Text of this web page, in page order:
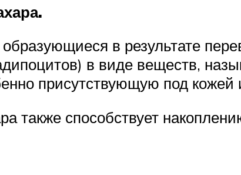
в результате
в виде веществ,
присутствующую под кожей
также способствует